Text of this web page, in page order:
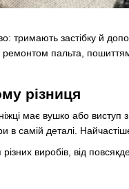
застібку й
пальта,
різниця
має вушко або
в самій деталі.
виробів, від